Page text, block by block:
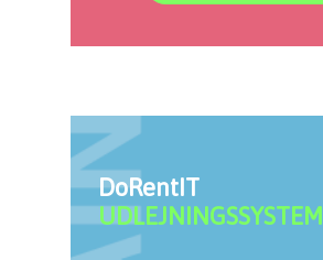
DoRentIT
UDLEJNINGSSYSTEM